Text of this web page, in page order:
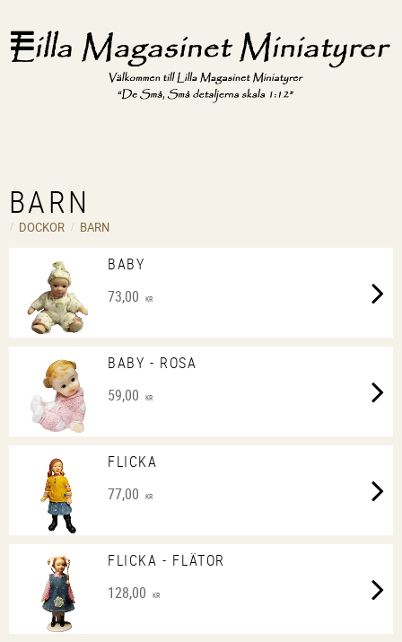
BARN
DOCKOR BARN
BABY
73,00
KR
BABY - ROSA
59,00
KR
FLICKA
77,00
KR
FLICKA - FLÄTOR
128,00
KR